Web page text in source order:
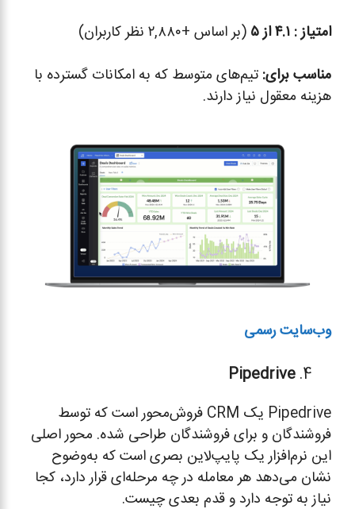
امتیاز : ۴.۱ از ۵
(بر اساس +۲,۸۸۰ نظر کاربران)
مناسب برای: تیم‌های متوسط که به امکانات گسترده با
هزینه معقول نیاز دارند.
وب‌سایت رسمی
Pipedrive
Pipedrive یک CRM فروش‌محور است که توسط
فروشندگان و برای فروشندگان طراحی شده. محور اصلی
این نرم‌افزار یک پایپ‌لاین بصری است که به‌وضوح
نشان می‌دهد هر معامله در چه مرحله‌ای قرار دارد، کجا
نیاز به توجه دارد و قدم بعدی چیست.